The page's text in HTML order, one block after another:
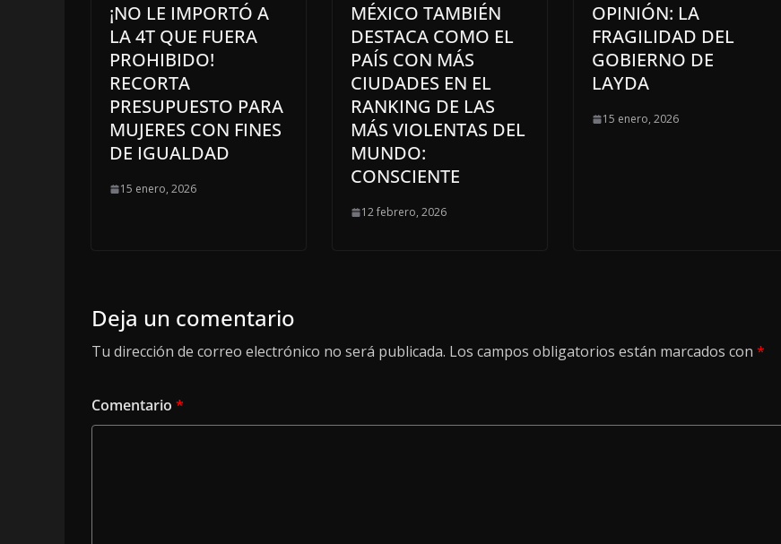
¡NO LE IMPORTÓ A
LA 4T QUE FUERA
PROHIBIDO!
RECORTA
PRESUPUESTO PARA
MUJERES CON FINES
DE IGUALDAD
15 enero, 2026
MÉXICO TAMBIÉN
DESTACA COMO EL
PAÍS CON MÁS
CIUDADES EN EL
RANKING DE LAS
MÁS VIOLENTAS DEL
MUNDO:
CONSCIENTE
12 febrero, 2026
OPINIÓN: LA
FRAGILIDAD DEL
GOBIERNO DE
LAYDA
15 enero, 2026
Deja un comentario
Tu dirección de correo electrónico no será publicada. Los campos obligatorios están marcados con *
Comentario *